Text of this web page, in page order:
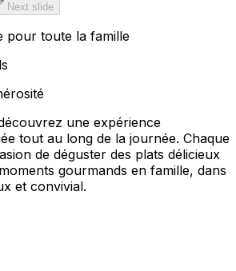
Next slide
pour toute la famille
une expérience
tout au long de la journée. Chaque
de déguster des plats délicieux
gourmands en famille, dans
et convivial.